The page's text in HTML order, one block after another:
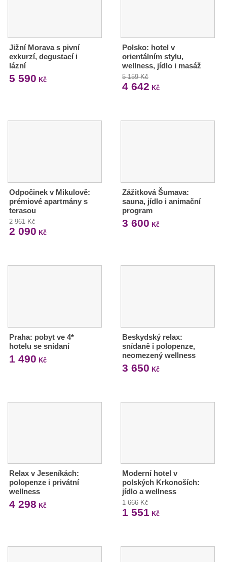
Jižní Morava s pivní
exkurzí, degustací i
lázní
5 590 Kč
Polsko: hotel v
orientálním stylu,
wellness, jídlo i masáž
5 159 Kč
4 642 Kč
Odpočinek v Mikulově:
prémiové apartmány s
terasou
2 961 Kč
2 090 Kč
Zážitková Šumava:
sauna, jídlo i animační
program
3 600 Kč
Praha: pobyt ve 4*
hotelu se snídaní
1 490 Kč
Beskydský relax:
snídaně i polopenze,
neomezený wellness
3 650 Kč
Relax v Jeseníkách:
polopenze i privátní
wellness
4 298 Kč
Moderní hotel v
polských Krkonoších:
jídlo a wellness
1 666 Kč
1 551 Kč